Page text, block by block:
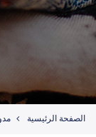
الصفحة الرئيسية